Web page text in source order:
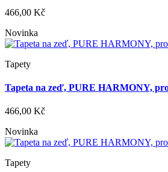
466,00 Kč
Novinka
Tapety
Tapeta na zeď, PURE HARMONY,
466,00 Kč
Novinka
Tapety